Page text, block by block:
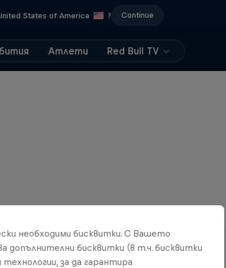
States of America ? Continue
Атлети Red Bull TV
необходими бисквитки. С Вашето
допълнителни бисквитки (в т.ч. бисквитки
за да гарантира